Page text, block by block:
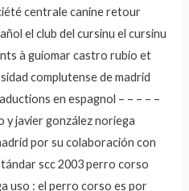
centrale canine retour
el club del cursinu el cursinu
à guiomar castro rubio et
complutense de madrid
en espagnol – – – – –
y javier gonzález noriega
por su colaboración con
scc 2003 perro corso
uso : el perro corso es por